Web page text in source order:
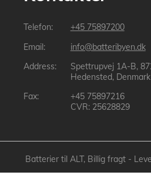
+45 75897200
info@batteribyen.dk
Spettrupvej 1A-B,
Hedensted, Denmark
+45 75897216
CVR: 25628829
Batterier til ALT, Billig fragt -